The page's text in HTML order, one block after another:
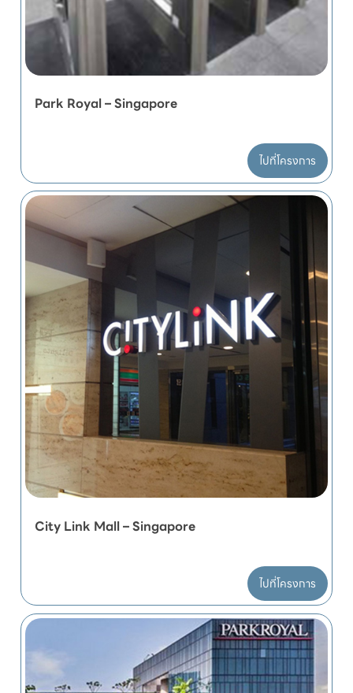
Park Royal – Singapore
ไปที่โครงการ
City Link Mall – Singapore
ไปที่โครงการ